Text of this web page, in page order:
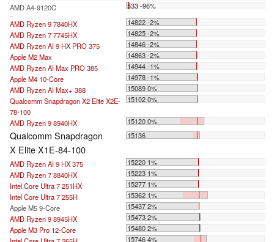
AMD A4-9120C 533 -96%
...
AMD Ryzen 9 7840HX
14822 -2%
AMD Ryzen 7 7745HX
14825 -2%
AMD Ryzen AI 9 HX PRO 375
14846 -2%
Apple M2 Max
14863 -2%
AMD Ryzen AI Max PRO 385
14944 -1%
Apple M4 10-Core
14978 -1%
AMD Ryzen AI Max+ 388
15089 0%
Qualcomm Snapdragon X2 Elite X2E-
78-100
15102 0%
AMD Ryzen 9 8940HX 15120 0%
Qualcomm Snapdragon
X Elite X1E-84-100
15136
AMD Ryzen AI 9 HX 375
15220 1%
AMD Ryzen 7 8840HX
15223 1%
Intel Core Ultra 7 251HX
15277 1%
Intel Core Ultra 7 255H
15362 1%
Apple M5 9-Core
15437 2%
AMD Ryzen 9 8945HX
15473 2%
Apple M3 Pro 12-Core
15480 2%
15746 4%